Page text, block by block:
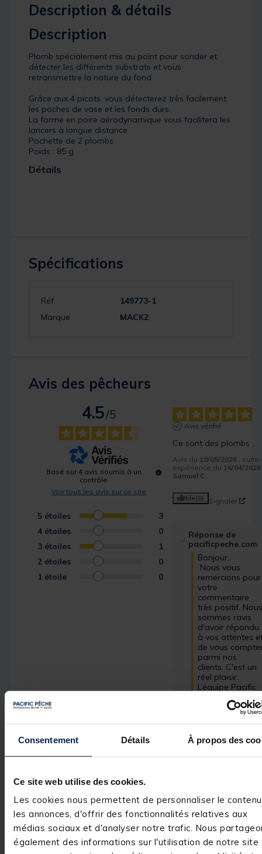
Consentement Détails À propos des
Ce site web utilise des cookies.
Les cookies nous permettent de personnaliser le
les annonces, d'offrir des fonctionnalités relatives aux
médias sociaux et d'analyser notre trafic. Nous
également des informations sur l'utilisation de notre site
Description & détails
Description
Plomb spécialement mis au point pour sonder et
détecter les différents substrats et vous
retransmettre la nature du fond.
Grâce aux 4 picots, vous détecterez très facilement
les poches de vase et les fonds durs.
La forme en poire aérodynamique vous facilitera les
lancers à longue distance
Pochette de 2 plombs
Poids : 85 g
Détails
Spécifications
Réf.
149773-1
Marque
MACK2
Avis des pêcheurs
4.5
/5
Basé sur 4 avis soumis à un
contrôle
Voir tous les avis sur ce site
5 étoiles
3
4 étoiles
0
3 étoiles
1
2 étoiles
0
1 étoile 0
Avis vérifié
Ce sont des plombs …
Avis du 18/05/2026
,
expérience du 16/04/2026
Samuel C.
Utile(0) Signaler
Réponse de
pacificpeche.com
Bonjour,
remercions pour
votre
commentaire
très positif.
sommes ravis
d'avoir répondu
à vos attentes
de vous
parmi nos
clients. C'est un
réel plaisir.
L’équipe Pacific
Utile(1) Signaler